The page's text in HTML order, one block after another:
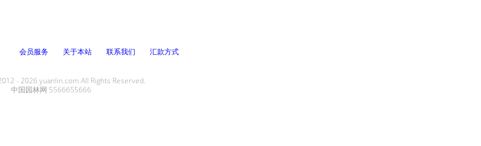
会员服务 关于本站 联系我们 汇款方式
- 2026 yuanlin.com All Rights Reserved.
中国园林网 5566655666